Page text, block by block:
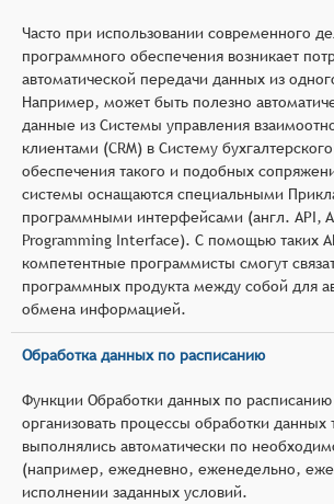
Часто при использовании современного
программного обеспечения возникает
автоматической передачи данных из
Например, может быть полезно
данные из Системы управления
клиентами (CRM) в Систему
обеспечения такого и подобных
системы оснащаются специальными
программными интерфейсами (англ. API,
Programming Interface). С помощью таких
компетентные программисты смогут
программных продукта между собой для
обмена информацией.
Обработка данных по расписанию
Функции Обработки данных по расписанию
организовать процессы обработки данных
выполнялись автоматически по
(например, ежедневно, еженедельно,
исполнении заданных условий.